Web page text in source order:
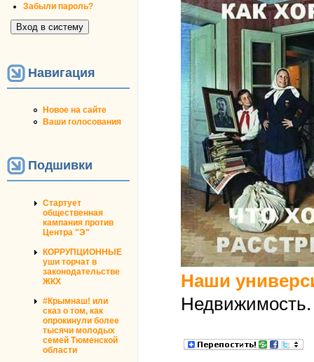
Забыли пароль?
Навигация
Новое на сайте
Ваши голосования
Подшивки
Стартует
общественная
кампания против
Центра "Э"
КОРРУПЦИОННЫЕ
уши торчат в
законодательстве
ЖКХ
#Крымнаш! или
сказ о том, как
опрокинули более
тысячи молодых
семей Тюменской
области
Наши
Недвижимость.